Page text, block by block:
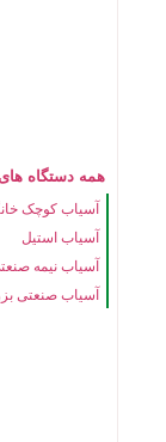
همه دستگاه
آسیاب کوچک
آسیاب استیل
آسیاب نیمه
آسیاب صنعتی